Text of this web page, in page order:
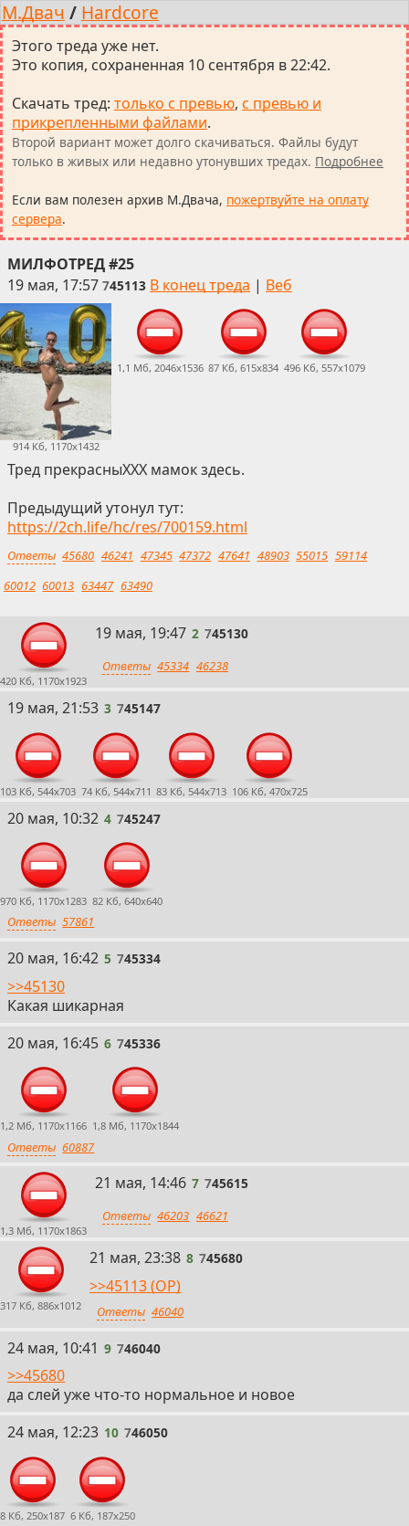
М.Двач / Hardcore
Этого треда уже нет.
Это копия, сохраненная 10 сентября в 22:42.
Скачать тред: только с превью, с превью и
прикрепленными файлами.
Второй вариант может долго скачиваться. Файлы будут
только в живых или недавно утонувших тредах. Подробнее
Если вам полезен архив М.Двача, пожертвуйте на оплату
сервера.
МИЛФОТРЕД #25
19 мая, 17:57 745113 В конец треда | Веб
914 Кб, 1170x1432
1,1 Мб, 2046x1536 87 Кб, 615x834 496 Кб, 557x1079
Тред прекрасныХХХ мамок здесь.
Предыдущий утонул тут:
https://2ch.life/hc/res/700159.html
Ответы 45680 46241 47345 47372 47641 48903 55015 59114
60012 60013 63447 63490
420 Кб, 1170x1923
2
19 мая, 19:47 2 745130
Ответы 45334 46238
3
19 мая, 21:53 3 745147
103 Кб, 544x703 74 Кб, 544x711 83 Кб, 544x713 106 Кб, 470x725
4
20 мая, 10:32 4 745247
970 Кб, 1170x1283 82 Кб, 640x640
Ответы 57861
5
20 мая, 16:42 5 745334
>>45130
Какая шикарная
6
20 мая, 16:45 6 745336
1,2 Мб, 1170x1166 1,8 Мб, 1170x1844
Ответы 60887
1,3 Мб, 1170x1863
7
21 мая, 14:46 7 745615
Ответы 46203 46621
317 Кб, 886x1012
8
21 мая, 23:38 8 745680
>>45113 (OP)
Ответы 46040
9
24 мая, 10:41 9 746040
>>45680
да слей уже что-то нормальное и новое
10
24 мая, 12:23 10 746050
8 Кб, 250x187 6 Кб, 187x250